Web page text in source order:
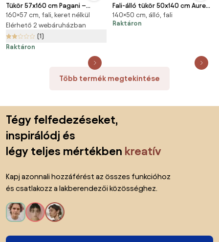
Tükör 57x160 cm Pagani –
House Nordic
160×57 cm, fali, keret nélkül
Elérhető 2 webáruházban
(1)
Raktáron
Fali-álló tükör 50x140 cm Aurea
– Styler
140×50 cm, álló, fali
Raktáron
Több termék megtekintése
Tégy felfedezéseket,
inspirálódj és
légy teljes mértékben kreatív
Kapj azonnali hozzáférést az összes funkcióhoz
és csatlakozz a lakberendezői közösséghez.